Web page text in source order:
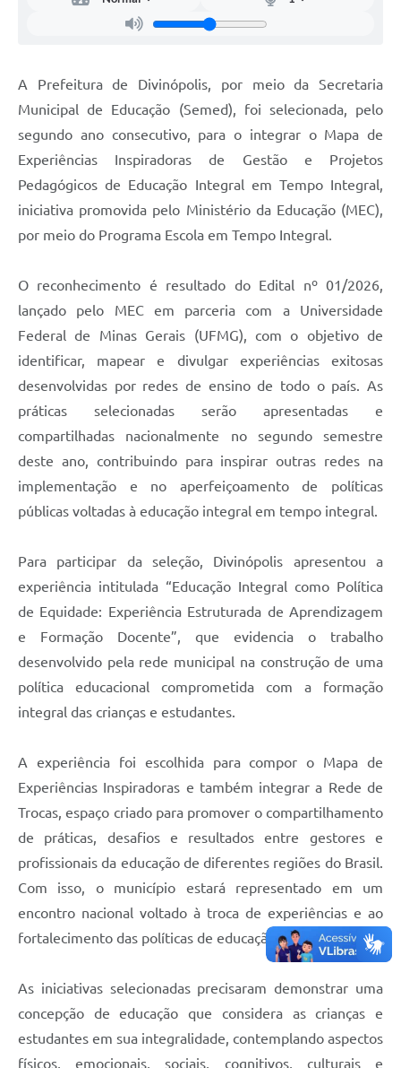
A Prefeitura de Divinópolis, por meio da Secretaria
Municipal de Educação (Semed), foi selecionada, pelo
segundo ano consecutivo, para o integrar o Mapa de
Experiências Inspiradoras de Gestão e Projetos
Pedagógicos de Educação Integral em Tempo Integral,
iniciativa promovida pelo Ministério da Educação (MEC),
por meio do Programa Escola em Tempo Integral.
O reconhecimento é resultado do Edital nº 01/2026,
lançado pelo MEC em parceria com a Universidade
Federal de Minas Gerais (UFMG), com o objetivo de
identificar, mapear e divulgar experiências exitosas
desenvolvidas por redes de ensino de todo o país. As
práticas selecionadas serão apresentadas e
compartilhadas nacionalmente no segundo semestre
deste ano, contribuindo para inspirar outras redes na
implementação e no aperfeiçoamento de políticas
públicas voltadas à educação integral em tempo integral.
Para participar da seleção, Divinópolis apresentou a
experiência intitulada “Educação Integral como Política
de Equidade: Experiência Estruturada de Aprendizagem
e Formação Docente”, que evidencia o trabalho
desenvolvido pela rede municipal na construção de uma
política educacional comprometida com a formação
integral das crianças e estudantes.
A experiência foi escolhida para compor o Mapa de
Experiências Inspiradoras e também integrar a Rede de
Trocas, espaço criado para promover o compartilhamento
de práticas, desafios e resultados entre gestores e
profissionais da educação de diferentes regiões do Brasil.
Com isso, o município estará representado em um
encontro nacional voltado à troca de experiências e ao
fortalecimento das políticas de educação integral.
As iniciativas selecionadas precisaram demonstrar uma
concepção de educação que considera as crianças e
estudantes em sua integralidade, contemplando aspectos
físicos, emocionais, sociais, cognitivos, culturais e